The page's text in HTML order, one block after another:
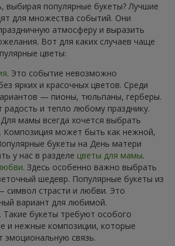
выбирая популярные букеты? Лучшие
для множества событий. Они
атмосферу и выразить
Вот для каких случаев чаще
цветы:
. Это событие невозможно
ярких и красочных цветов. Среди
— пионы, тюльпаны, герберы.
радость и тепло любому празднику.
Для мамы всегда хочется выбрать
Композиция может быть как нежной,
букеты на День матери
у нас в разделе цветы для мамы.
. Здесь особенно важно выбрать
шедевр. Популярные букеты из
символ страсти и любви. Это
вариант для любимой.
. Такие букеты требуют особого
и нежные композиции, которые
эмоциональную связь.